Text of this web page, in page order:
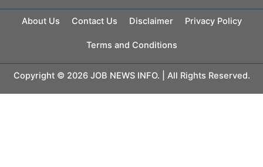
About Us Contact Us Disclaimer Privacy Policy
Terms and Conditions
Copyright © 2026 JOB NEWS INFO. | All Rights Reserved.